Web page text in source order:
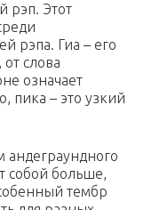
рэп. Этот
рэпа. Гиа – его
слова
означает
пика – это узкий
андеграундного
собой больше,
тембр